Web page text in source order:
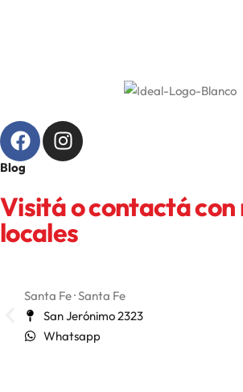
Blog
Visitá o contactá con
locales
Santa Fe · Santa Fe
San Jerónimo 2323
Whatsapp